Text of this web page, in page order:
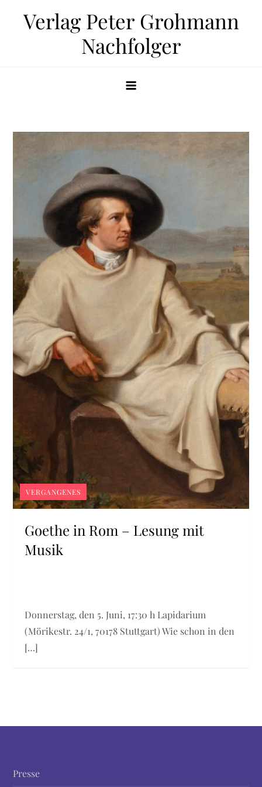
Verlag Peter Grohmann
Nachfolger
VERGANGENES
Goethe in Rom – Lesung mit
Musik
Donnerstag, den 5. Juni, 17:30 h Lapidarium
(Mörikestr. 24/1, 70178 Stuttgart) Wie schon in den
[…]
Presse